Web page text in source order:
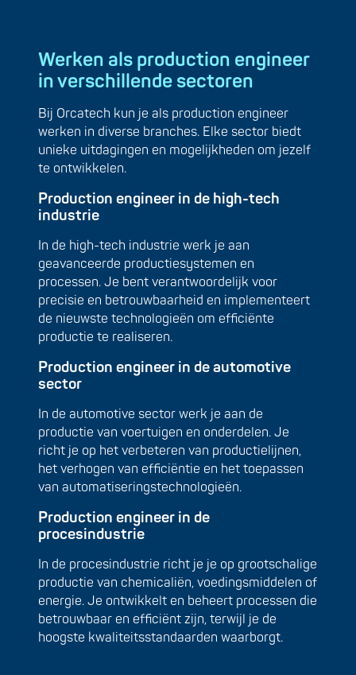
Werken als production engineer
in verschillende sectoren
Bij Orcatech kun je als production engineer
werken in diverse branches. Elke sector biedt
unieke uitdagingen en mogelijkheden om jezelf
te ontwikkelen.
Production engineer in de high-tech
industrie
In de high-tech industrie werk je aan
geavanceerde productiesystemen en
processen. Je bent verantwoordelijk voor
precisie en betrouwbaarheid en implementeert
de nieuwste technologieën om efficiënte
productie te realiseren.
Production engineer in de automotive
sector
In de automotive sector werk je aan de
productie van voertuigen en onderdelen. Je
richt je op het verbeteren van productielijnen,
het verhogen van efficiëntie en het toepassen
van automatiseringstechnologieën.
Production engineer in de
procesindustrie
In de procesindustrie richt je je op grootschalige
productie van chemicaliën, voedingsmiddelen of
energie. Je ontwikkelt en beheert processen die
betrouwbaar en efficiënt zijn, terwijl je de
hoogste kwaliteitsstandaarden waarborgt.